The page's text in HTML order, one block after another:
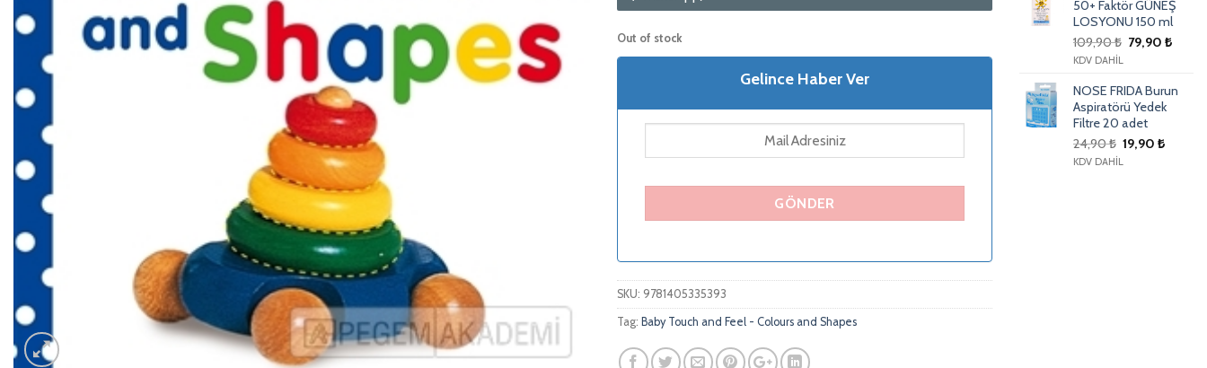
Out of stock
Gelince Haber Ver
SKU: 9781405335393
Tag: Baby Touch and Feel - Colours and Shapes
50+ Faktör GÜNEŞ
LOSYONU 150 ml
109,90₺ 79,90₺
KDV DAHİL
NOSE FRIDA Burun
Aspiratörü Yedek
Filtre 20 adet
24,90₺ 19,90₺
KDV DAHİL